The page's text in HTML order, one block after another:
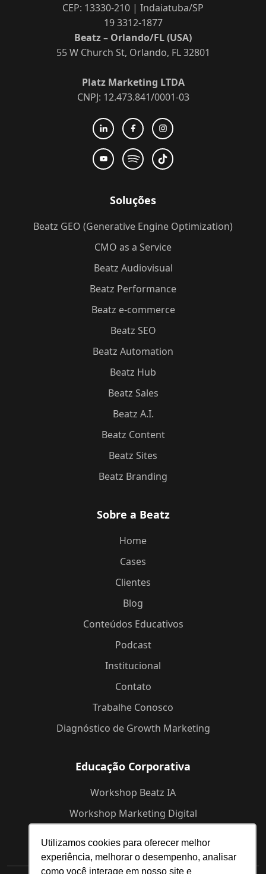
Utilizamos cookies para oferecer melhor
experiência, melhorar o desempenho, analisar
como você interage em nosso site e
CEP: 13330-210 | Indaiatuba/SP
19 3312-1877
Beatz – Orlando/FL (USA)
55 W Church St, Orlando, FL 32801
Platz Marketing LTDA
CNPJ: 12.473.841/0001-03
Soluções
Beatz GEO (Generative Engine Optimization)
CMO as a Service
Beatz Audiovisual
Beatz Performance
Beatz e-commerce
Beatz SEO
Beatz Automation
Beatz Hub
Beatz Sales
Beatz A.I.
Beatz Content
Beatz Sites
Beatz Branding
Sobre a Beatz
Home
Cases
Clientes
Blog
Conteúdos Educativos
Podcast
Institucional
Contato
Trabalhe Conosco
Diagnóstico de Growth Marketing
Educação Corporativa
Workshop Beatz IA
Workshop Marketing Digital